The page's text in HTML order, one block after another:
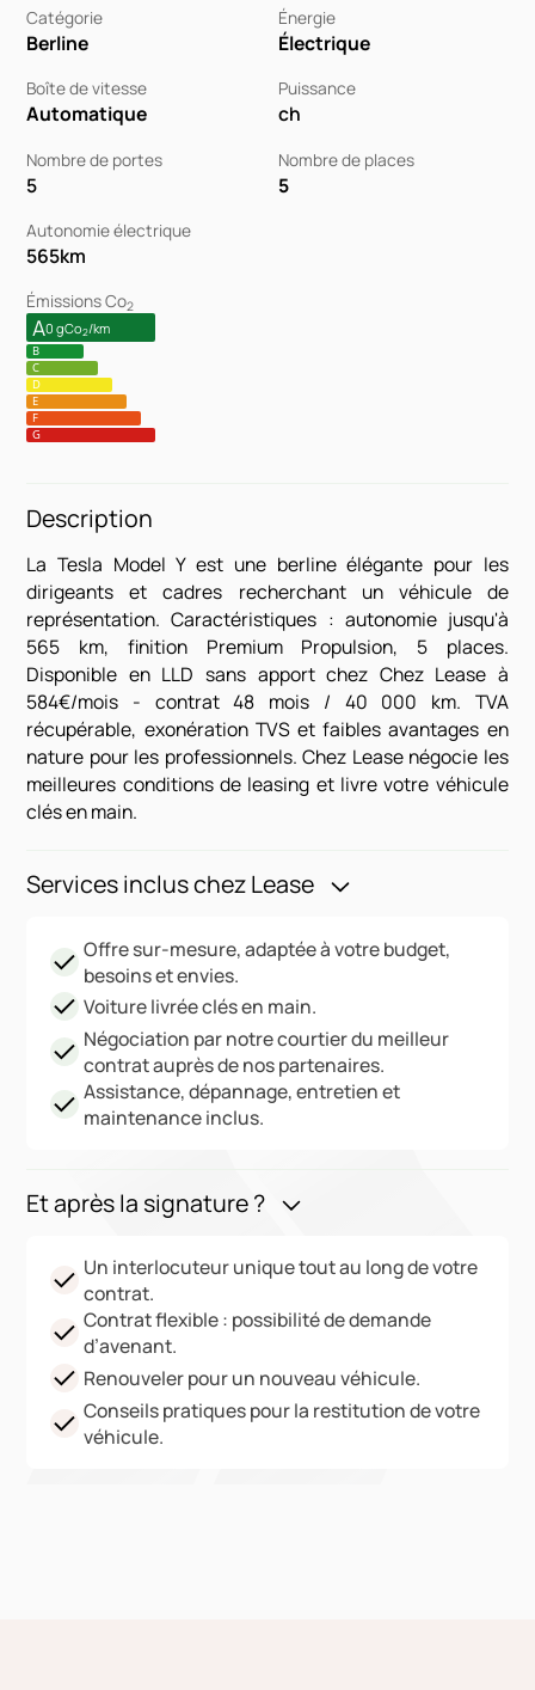
Catégorie
Berline
Énergie
Électrique
Boîte de vitesse
Automatique
Puissance
ch
Nombre de portes
5
Nombre de places
5
Autonomie électrique
565km
Émissions Co2
A0 gCo2/km
B
C
D
E
F
G
Description
La Tesla Model Y est une berline élégante pour les
dirigeants et cadres recherchant un véhicule de
représentation. Caractéristiques : autonomie jusqu'à
565 km, finition Premium Propulsion, 5 places.
Disponible en LLD sans apport chez Chez Lease à
584€/mois - contrat 48 mois / 40 000 km. TVA
récupérable, exonération TVS et faibles avantages en
nature pour les professionnels. Chez Lease négocie les
meilleures conditions de leasing et livre votre véhicule
clés en main.
Services inclus chez Lease
Offre sur-mesure, adaptée à votre budget,
besoins et envies.
Voiture livrée clés en main.
Négociation par notre courtier du meilleur
contrat auprès de nos partenaires.
Assistance, dépannage, entretien et
maintenance inclus.
Et après la signature ?
Un interlocuteur unique tout au long de votre
contrat.
Contrat flexible : possibilité de demande
d’avenant.
Renouveler pour un nouveau véhicule.
Conseils pratiques pour la restitution de votre
véhicule.